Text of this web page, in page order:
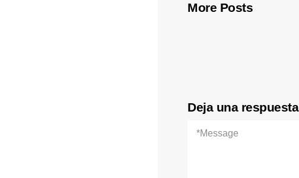
More Posts
Deja una respuesta